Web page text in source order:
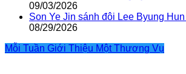
09/03/2026
Son Ye Jin sánh đôi Lee Byung
08/29/2026
Mỗi Tuần Giới Thiệu Một Thương Vụ